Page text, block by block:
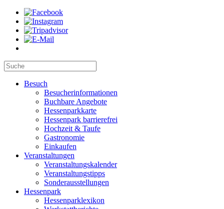
Besuch
Besucherinformationen
Buchbare Angebote
Hessenparkkarte
Hessenpark barrierefrei
Hochzeit & Taufe
Gastronomie
Einkaufen
Veranstaltungen
Veranstaltungskalender
Veranstaltungstipps
Sonderausstellungen
Hessenpark
Hessenparklexikon